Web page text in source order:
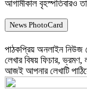
আগামীকাল বৃহস্পতিবারও
News PhotoCard
পাঠকপ্রিয় অনলাইন নিউজ
লেখার বিষয় ফিচার,
আজই আপনার লেখাটি